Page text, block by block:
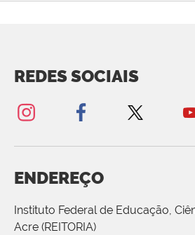
REDES SOCIAIS
ENDEREÇO
Instituto Federal de Educação,
Acre (REITORIA)